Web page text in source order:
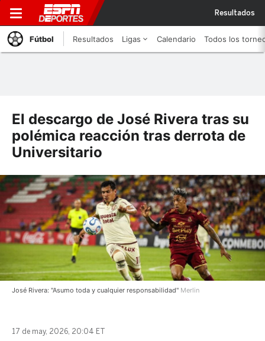
Resultados
Fútbol Resultados Ligas Calendario Todos los
El descargo de José Rivera tras su
polémica reacción tras derrota de
Universitario
José Rivera: "Asumo toda y cualquier responsabilidad" Merlin
17 de may, 2026, 20:04 ET